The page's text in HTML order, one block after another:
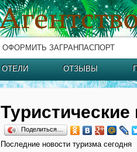
ОФОРМИТЬ ЗАГРАНПАСПОРТ
ОТЕЛИ ОТЗЫВЫ
Туристические
Поделиться…
Последние новости туризма сегодня